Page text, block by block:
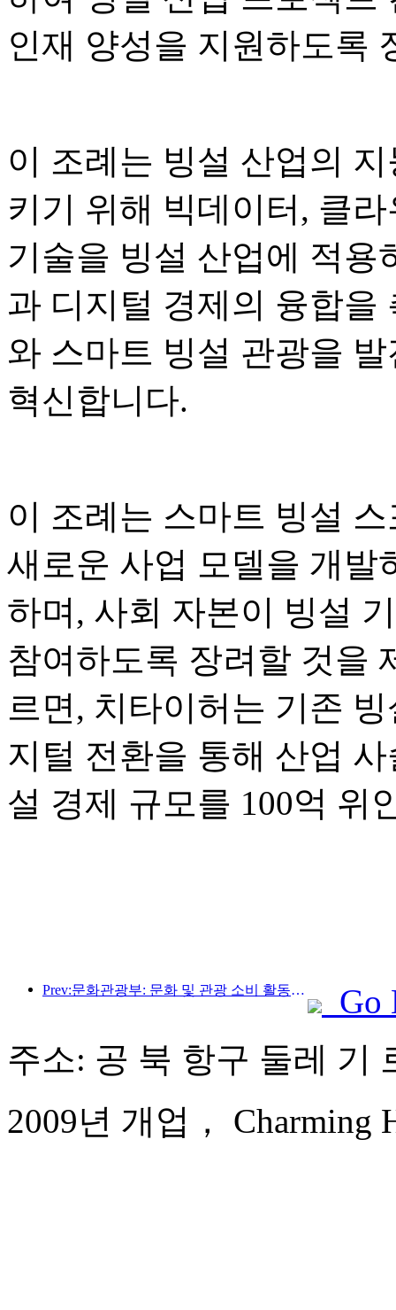
인재 양성을 지원하도록
이 조례는 빙설 산업의
키기 위해 빅데이터, 클
기술을 빙설 산업에 적용
과 디지털 경제의 융합을
와 스마트 빙설 관광을
혁신합니다.
이 조례는 스마트 빙설
새로운 사업 모델을 개발
하며, 사회 자본이 빙설
참여하도록 장려할 것을
르면, 치타이허는 기존
지털 전환을 통해 산업
설 경제 규모를 100억 위
Prev:문화관광부: 문화 및 관광 소비 활동과 여행을 안내하기 위해 수요와 공급 모두에 초점을 맞춥니다.
Go
주소: 공 북 항구 둘레 기
2009년 개업， Charming